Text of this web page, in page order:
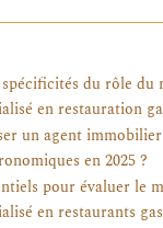
du rôle du
en restauration
un agent
en 2025 ?
pour évaluer le
en restaurants